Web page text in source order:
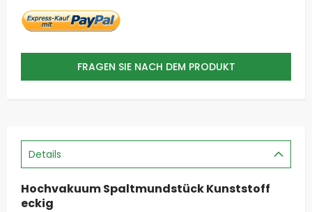
FRAGEN SIE NACH DEM PRODUKT
Details
Hochvakuum Spaltmundstück Kunststoff
eckig